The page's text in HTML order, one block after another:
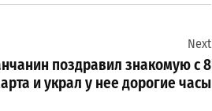
Next
поздравил знакомую с 8
и украл у нее дорогие часы